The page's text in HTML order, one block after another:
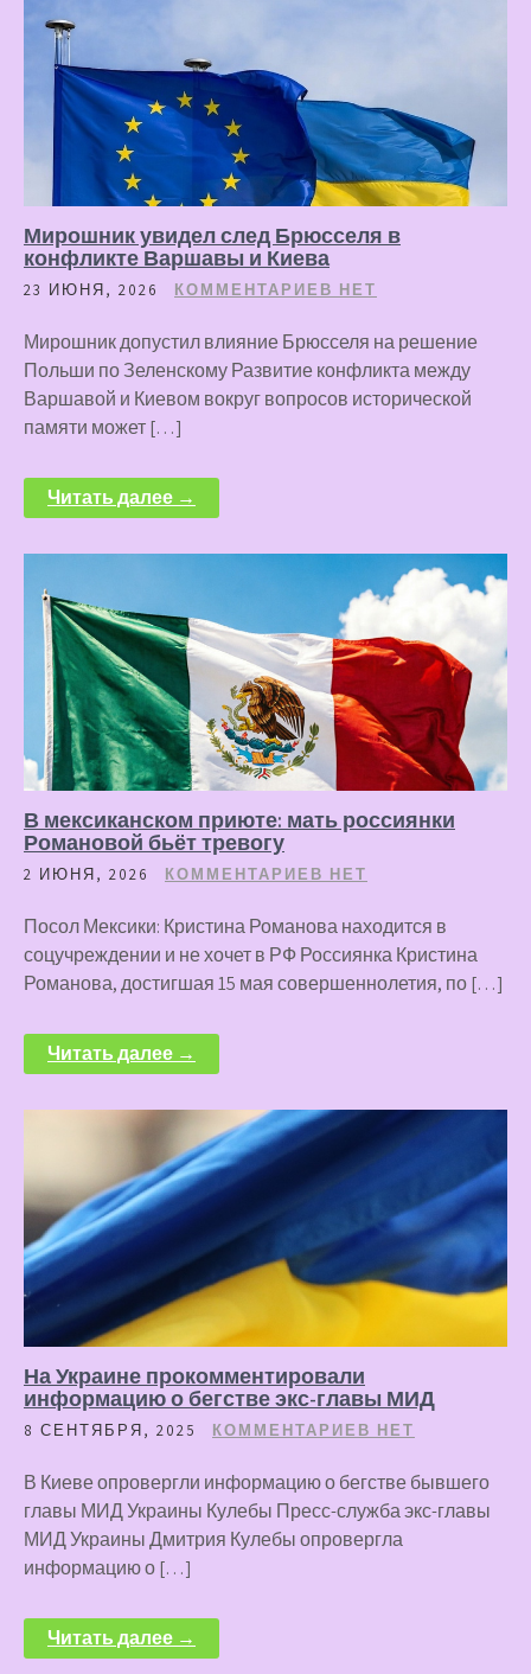
Мирошник увидел след Брюсселя в
конфликте Варшавы и Киева
23 ИЮНЯ, 2026 КОММЕНТАРИЕВ НЕТ
Мирошник допустил влияние Брюсселя на решение
Польши по Зеленскому Развитие конфликта между
Варшавой и Киевом вокруг вопросов исторической
памяти может […]
Читать далее →
В мексиканском приюте: мать россиянки
Романовой бьёт тревогу
2 ИЮНЯ, 2026 КОММЕНТАРИЕВ НЕТ
Посол Мексики: Кристина Романова находится в
соцучреждении и не хочет в РФ Россиянка Кристина
Романова, достигшая 15 мая совершеннолетия, по […]
Читать далее →
На Украине прокомментировали
информацию о бегстве экс-главы МИД
8 СЕНТЯБРЯ, 2025 КОММЕНТАРИЕВ НЕТ
В Киеве опровергли информацию о бегстве бывшего
главы МИД Украины Кулебы Пресс-служба экс-главы
МИД Украины Дмитрия Кулебы опровергла
информацию о […]
Читать далее →